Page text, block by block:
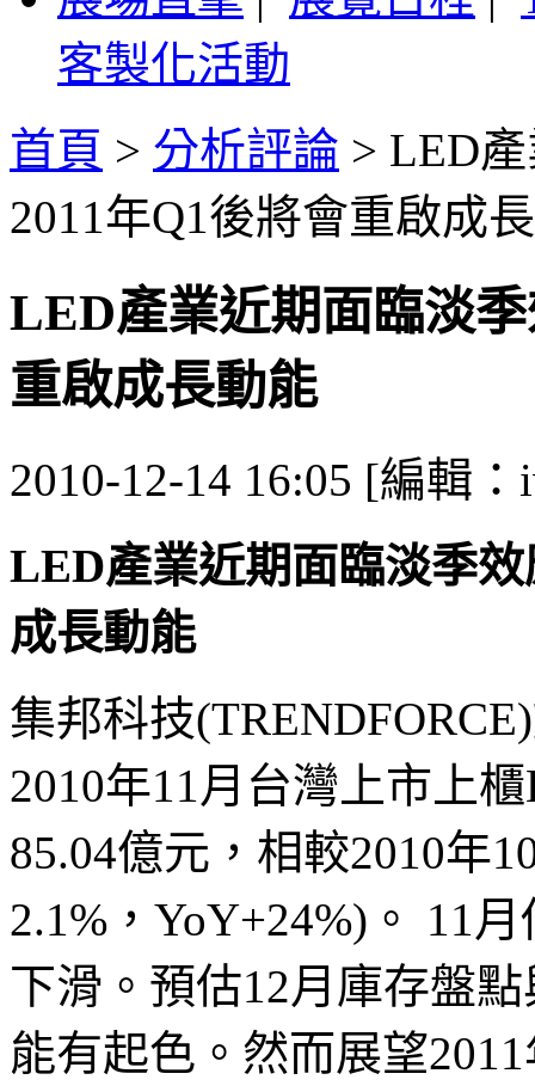
客製化活動
首頁 > 分析評論 > LED
2011年Q1後將會重啟成
LED產業近期面臨淡
重啟成長動能
2010-12-14 16:05 [編輯：
LED產業近期面臨淡季
成長動能
集邦科技
2010年11月台灣上市上
85.04億元，相較2010年
2.1%，YoY+24%)。 11
下滑。預估12月庫存盤
能有起色。然而展望